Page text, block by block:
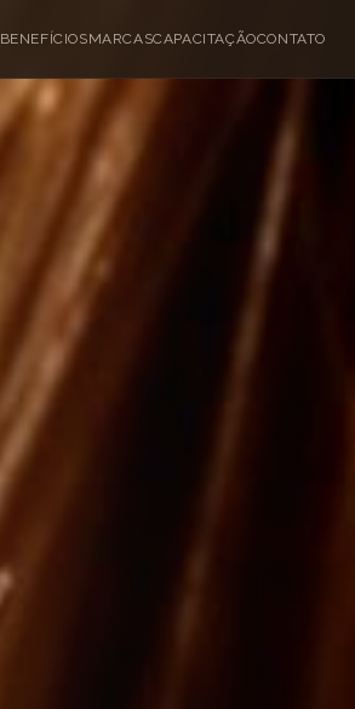
BENEFÍCIOSMARCASCAPACITAÇÃOCONTATO